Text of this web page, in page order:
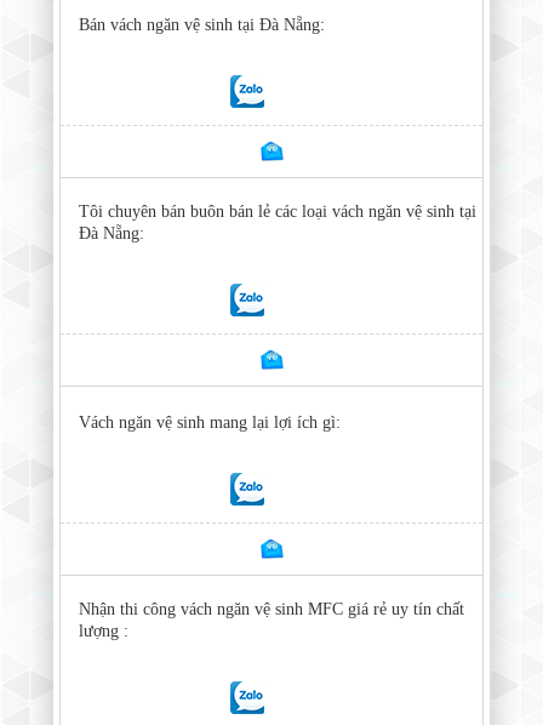
Bán vách ngăn vệ sinh tại Đà Nẵng:
Tôi chuyên bán buôn bán lẻ các loại vách ngăn vệ sinh tại
Đà Nẵng:
Vách ngăn vệ sinh mang lại lợi ích gì:
Nhận thi công vách ngăn vệ sinh MFC giá rẻ uy tín chất
lượng :